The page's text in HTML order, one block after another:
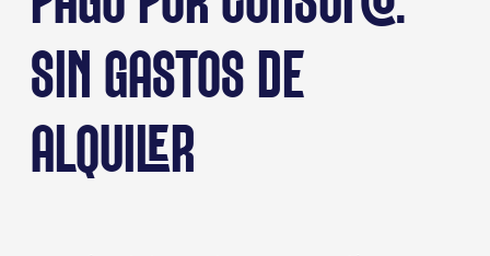
SIN GASTOS DE
ALQUILER